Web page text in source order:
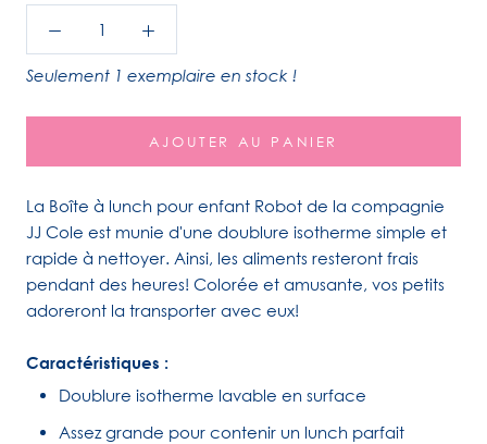
Seulement 1 exemplaire en stock !
AJOUTER AU PANIER
La Boîte à lunch pour enfant Robot de la compagnie
JJ Cole est munie d'une doublure isotherme simple et
rapide à nettoyer. Ainsi, les aliments resteront frais
pendant des heures! Colorée et amusante, vos petits
adoreront la transporter avec eux!
Caractéristiques :
Doublure isotherme lavable en surface
Assez grande pour contenir un lunch parfait